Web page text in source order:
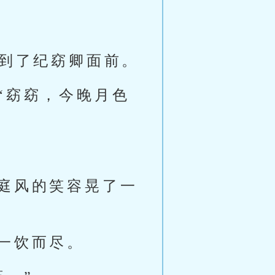
了纪窈卿面前。
窈，今晚月色
风的笑容晃了一
饮而尽。